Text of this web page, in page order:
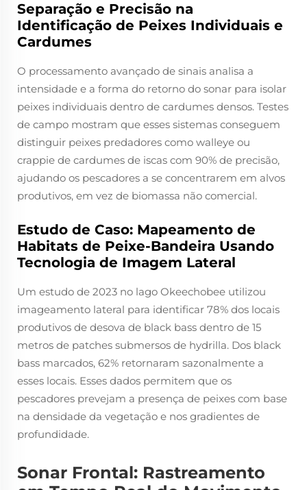
Separação e Precisão na
Identificação de Peixes Individuais e
Cardumes
O processamento avançado de sinais analisa a
intensidade e a forma do retorno do sonar para isolar
peixes individuais dentro de cardumes densos. Testes
de campo mostram que esses sistemas conseguem
distinguir peixes predadores como walleye ou
crappie de cardumes de iscas com 90% de precisão,
ajudando os pescadores a se concentrarem em alvos
produtivos, em vez de biomassa não comercial.
Estudo de Caso: Mapeamento de
Habitats de Peixe-Bandeira Usando
Tecnologia de Imagem Lateral
Um estudo de 2023 no lago Okeechobee utilizou
imageamento lateral para identificar 78% dos locais
produtivos de desova de black bass dentro de 15
metros de patches submersos de hydrilla. Dos black
bass marcados, 62% retornaram sazonalmente a
esses locais. Esses dados permitem que os
pescadores prevejam a presença de peixes com base
na densidade da vegetação e nos gradientes de
profundidade.
Sonar Frontal: Rastreamento